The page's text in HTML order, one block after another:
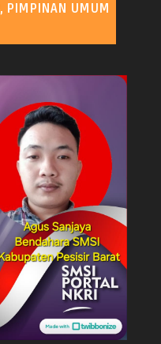
PIMPINAN UMUM